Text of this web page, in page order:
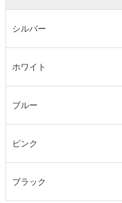
シルバー
ホワイト
ブルー
ピンク
ブラック